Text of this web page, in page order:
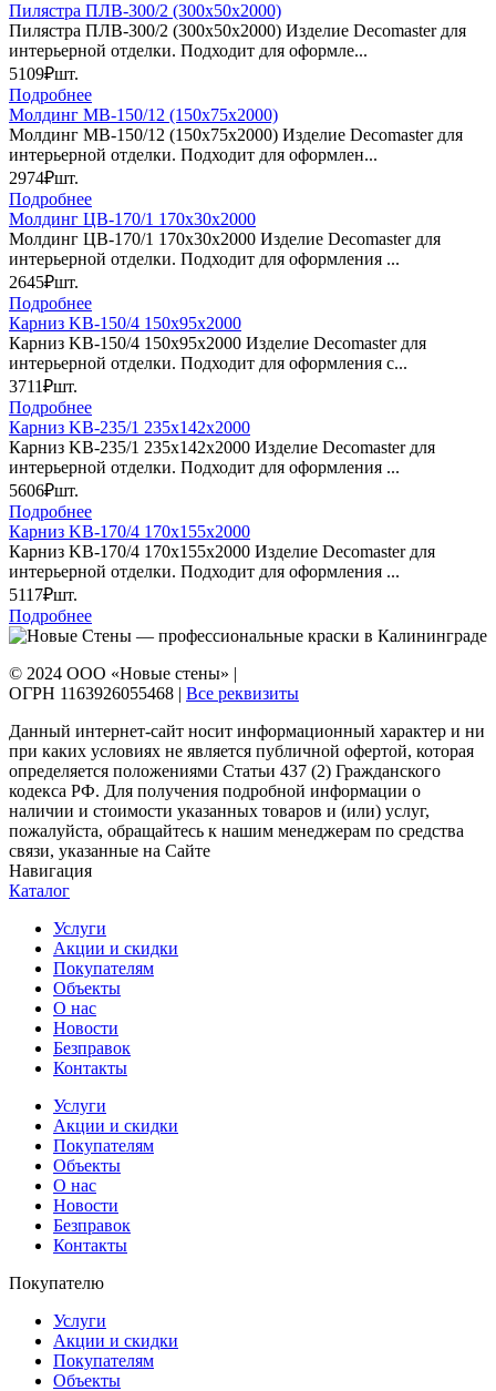
Пилястра ПЛВ-300/2 (300х50х2000)
Пилястра ПЛВ-300/2 (300х50х2000) Изделие Decomaster для
интерьерной отделки. Подходит для оформле...
5109₽шт.
Подробнее
Молдинг МВ-150/12 (150х75х2000)
Молдинг МВ-150/12 (150х75х2000) Изделие Decomaster для
интерьерной отделки. Подходит для оформлен...
2974₽шт.
Подробнее
Молдинг ЦB-170/1 170х30х2000
Молдинг ЦB-170/1 170х30х2000 Изделие Decomaster для
интерьерной отделки. Подходит для оформления ...
2645₽шт.
Подробнее
Карниз KB-150/4 150х95х2000
Карниз KB-150/4 150х95х2000 Изделие Decomaster для
интерьерной отделки. Подходит для оформления с...
3711₽шт.
Подробнее
Карниз KB-235/1 235х142х2000
Карниз KB-235/1 235х142х2000 Изделие Decomaster для
интерьерной отделки. Подходит для оформления ...
5606₽шт.
Подробнее
Карниз KB-170/4 170х155х2000
Карниз KB-170/4 170х155х2000 Изделие Decomaster для
интерьерной отделки. Подходит для оформления ...
5117₽шт.
Подробнее
© 2024 ООО «Новые стены» |
ОГРН 1163926055468 | Все реквизиты
Данный интернет-сайт носит информационный характер и ни
при каких условиях не является публичной офертой, которая
определяется положениями Статьи 437 (2) Гражданского
кодекса РФ. Для получения подробной информации о
наличии и стоимости указанных товаров и (или) услуг,
пожалуйста, обращайтесь к нашим менеджерам по средства
связи, указанные на Сайте
Навигация
Каталог
Услуги
Акции и скидки
Покупателям
Объекты
О нас
Новости
Безправок
Контакты
Услуги
Акции и скидки
Покупателям
Объекты
О нас
Новости
Безправок
Контакты
Покупателю
Услуги
Акции и скидки
Покупателям
Объекты